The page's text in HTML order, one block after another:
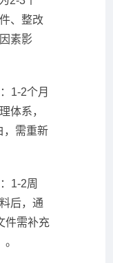
、整改
素影
1-2个月
体系，
，需重新
1-2周
后，通
件需补充